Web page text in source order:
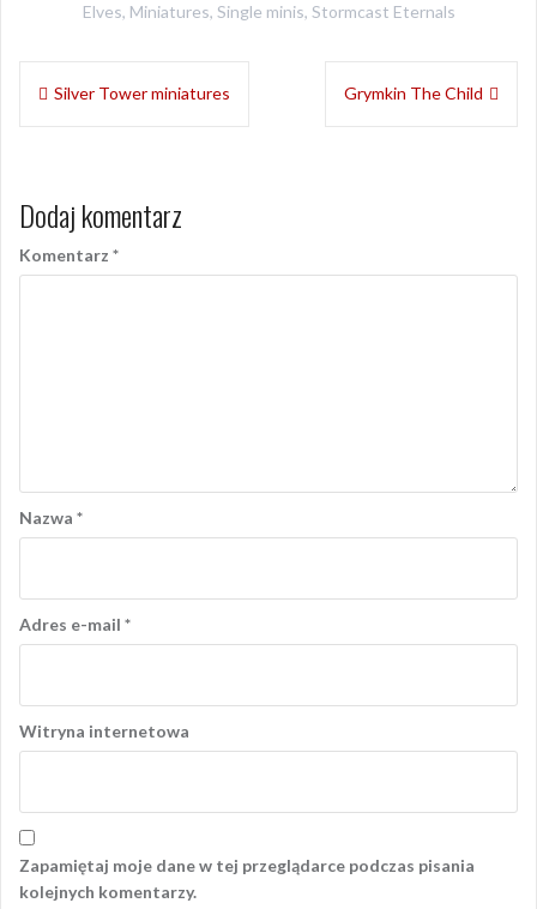
Elves, Miniatures, Single minis, Stormcast Eternals
Nawigacja
Silver Tower miniatures Grymkin The Child
Dodaj komentarz
Komentarz *
Nazwa *
Adres e-mail *
Witryna internetowa
Zapamiętaj moje dane w tej przeglądarce podczas pisania
kolejnych komentarzy.